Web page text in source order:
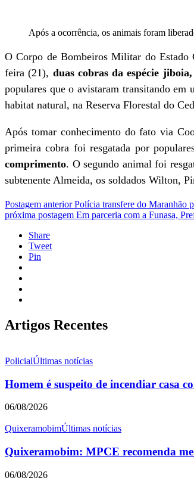
Após a ocorrência, os animais foram
O Corpo de Bombeiros Militar do Estado
feira (21), duas cobras da espécie
populares que o avistaram transitando em
habitat natural, na Reserva Florestal do
Após tomar conhecimento do fato via
primeira cobra foi resgatada por
comprimento. O segundo animal foi
subtenente Almeida, os soldados Wilton,
Postagem anterior Polícia transfere do Maranhão
próxima postagem Em parceria com a Funasa,
Share
Tweet
Pin
Artigos Recentes
PolicialÚltimas notícias
Homem é suspeito de incendiar casa
06/08/2026
QuixeramobimÚltimas notícias
Quixeramobim: MPCE recomenda
06/08/2026